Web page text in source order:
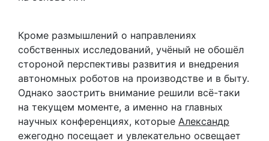
Кроме размышлений о направлениях
собственных исследований, учёный не обошёл
стороной перспективы развития и внедрения
автономных роботов на производстве и в быту.
Однако заострить внимание решили всё-таки
на текущем моменте, а именно на главных
научных конференциях, которые Александр
ежегодно посещает и увлекательно освещает